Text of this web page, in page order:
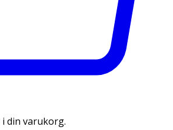
din varukorg.